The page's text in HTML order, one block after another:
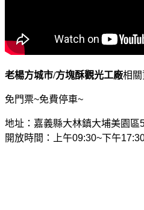
老楊方城市/方塊酥觀光工廠相
免門票~免費停車~
地址：嘉義縣大林鎮大埔美園區
開放時間：上午09:30~下午